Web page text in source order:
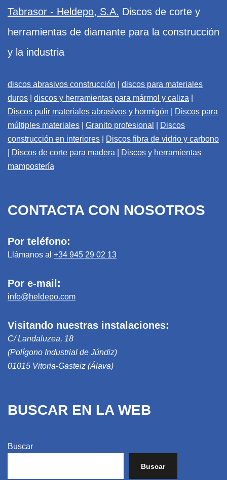
Tabrasor - Heldepo, S.A. Discos de corte y
herramientas de diamante para la construcción
y la industria
discos abrasivos construcción
discos para materiales
duros
discos y herramientas para mármol y caliza
Discos pulir materiales abrasivos y hormigón
Discos para
múltiples materiales
Granito profesional
Discos
construcción en interiores
Discos fibra de vidrio y carbono
Discos de corte para madera
Discos y herramientas
mampostería
CONTACTA CON NOSOTROS
Por teléfono:
Llámanos al +34 945 29 02 13
Por e-mail:
info@heldepo.com
Visitando nuestras instalaciones:
C/ Landaluzea, 18
(Polígono Industrial de Júndiz)
01015 Vitoria-Gasteiz (Álava)
BUSCAR EN LA WEB
Buscar
Buscar